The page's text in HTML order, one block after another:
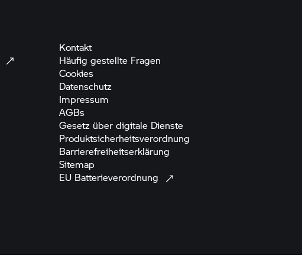
Kontakt
Häufig gestellte Fragen
Cookies
Datenschutz
Impressum
AGBs
Gesetz über digitale Dienste
Produktsicherheitsverordnung
Barrierefreiheitserklärung
Sitemap
EU Batterieverordnung